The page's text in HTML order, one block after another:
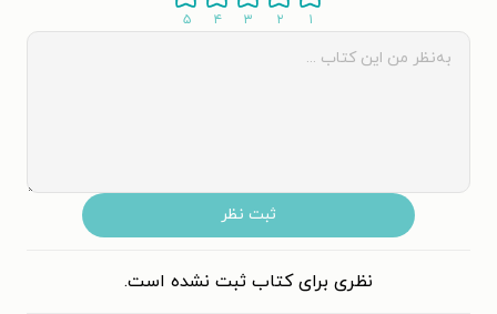
۱ ۲ ۳ ۴ ۵
ثبت نظر
نظری برای کتاب ثبت نشده است.